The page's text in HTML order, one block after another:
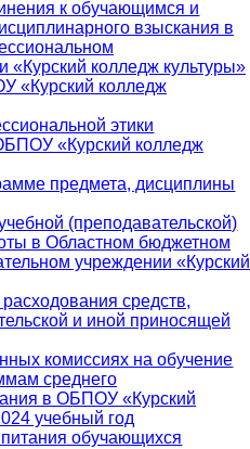
к обучающимся и
взыскания в
«Курский колледж культуры»
«Курский колледж
этики
«Курский колледж
предмета, дисциплины
(преподавательской)
в Областном бюджетном
учреждении «Курский
средств,
и иной приносящей
комиссиях на обучение
среднего
в ОБПОУ «Курский
учебный год
обучающихся